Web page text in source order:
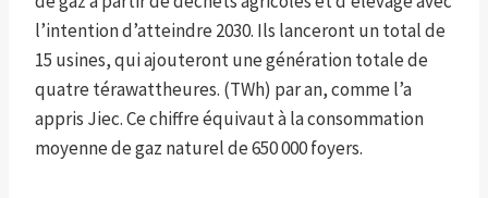
l’intention d’atteindre 2030. Ils lanceront un total de
15 usines, qui ajouteront une génération totale de
quatre térawattheures. (TWh) par an, comme l’a
appris Jiec. Ce chiffre équivaut à la consommation
moyenne de gaz naturel de 650 000 foyers.